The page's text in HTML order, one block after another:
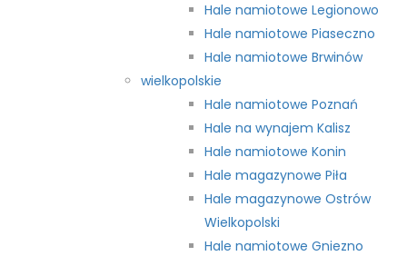
Hale namiotowe Legionowo
Hale namiotowe Piaseczno
Hale namiotowe Brwinów
wielkopolskie
Hale namiotowe Poznań
Hale na wynajem Kalisz
Hale namiotowe Konin
Hale magazynowe Piła
Hale magazynowe Ostrów
Wielkopolski
Hale namiotowe Gniezno